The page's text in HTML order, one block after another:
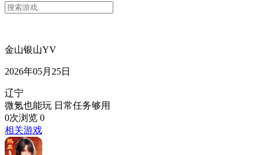
金山银山YV
2026年05月25日
辽宁
微氪也能玩 日常任务够用
0次浏览 0
相关游戏